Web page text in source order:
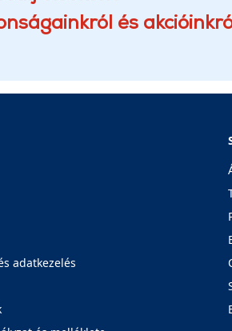
és
adatkezelés